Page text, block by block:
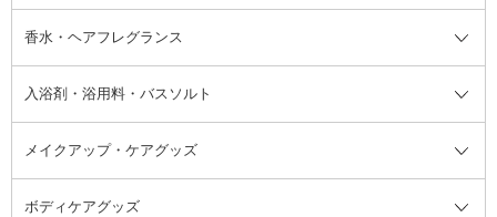
リップクリーム・リップケア
顔用マッサージ料
ハイライト・シェーディング
ネイルケア
脱毛・除毛ケア
頭皮ケア・育毛剤
その他シャンプー・ヘアケア・ヘ
アスタイリング
その他日焼け対策・UVケア
フット用デオドラント・制汗剤・
汗ケア
ネイル・ネイルグッズ全て
ジェルネイル
リムーバー・除光液
香水・ヘアフレグランス
香水・ヘアフレグランス全て
フレグランスミスト
その他香水・ヘアフレグランス
入浴剤・浴用料・バスソルト
入浴剤・浴用料・バスソルト全て
バスソルト
メイクアップ・ケアグッズ
メイクアップ・ケアグッズ全て
ボディケアグッズ